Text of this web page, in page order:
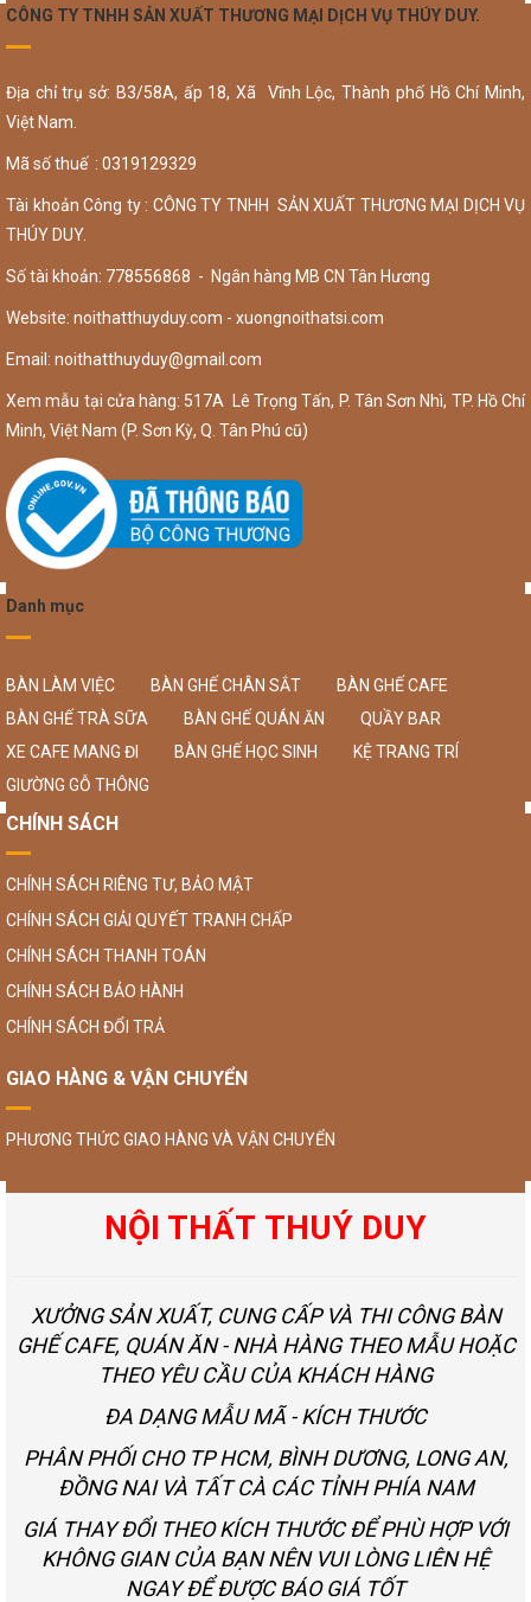
CÔNG TY TNHH SẢN XUẤT THƯƠNG MẠI DỊCH VỤ THÚY DUY.
Địa chỉ trụ sở: B3/58A, ấp 18, Xã Vĩnh Lộc, Thành phố Hồ Chí Minh,
Việt Nam.
Mã số thuế : 0319129329
Tài khoản Công ty : CÔNG TY TNHH SẢN XUẤT THƯƠNG MẠI DỊCH VỤ
THÚY DUY.
Số tài khoản: 778556868 - Ngân hàng MB CN Tân Hương
Website: noithatthuyduy.com - xuongnoithatsi.com
Email: noithatthuyduy@gmail.com
Xem mẫu tại cửa hàng: 517A Lê Trọng Tấn, P. Tân Sơn Nhì, TP. Hồ Chí
Minh, Việt Nam (P. Sơn Kỳ, Q. Tân Phú cũ)
Danh mục
BÀN LÀM VIỆC BÀN GHẾ CHÂN SẮT
BÀN GHẾ CAFE
BÀN GHẾ TRÀ SỮA
BÀN GHẾ QUÁN ĂN
QUẦY BAR
XE CAFE MANG ĐI
BÀN GHẾ HỌC SINH
KỆ TRANG TRÍ
GIƯỜNG GỖ THÔNG
CHÍNH SÁCH
CHÍNH SÁCH RIÊNG TƯ, BẢO MẬT
CHÍNH SÁCH GIẢI QUYẾT TRANH CHẤP
CHÍNH SÁCH THANH TOÁN
CHÍNH SÁCH BẢO HÀNH
CHÍNH SÁCH ĐỔI TRẢ
GIAO HÀNG & VẬN CHUYỂN
PHƯƠNG THỨC GIAO HÀNG VÀ VẬN CHUYỂN
NỘI THẤT THUÝ DUY
XƯỞNG SẢN XUẤT, CUNG CẤP VÀ THI CÔNG BÀN
GHẾ CAFE, QUÁN ĂN - NHÀ HÀNG THEO MẪU HOẶC
THEO YÊU CẦU CỦA KHÁCH HÀNG
ĐA DẠNG MẪU MÃ - KÍCH THƯỚC
PHÂN PHỐI CHO TP HCM, BÌNH DƯƠNG, LONG AN,
ĐỒNG NAI VÀ TẤT CÀ CÁC TỈNH PHÍA NAM
GIÁ THAY ĐỔI THEO KÍCH THƯỚC ĐỂ PHÙ HỢP VỚI
KHÔNG GIAN CỦA BẠN NÊN VUI LÒNG LIÊN HỆ
NGAY ĐỂ ĐƯỢC BÁO GIÁ TỐT